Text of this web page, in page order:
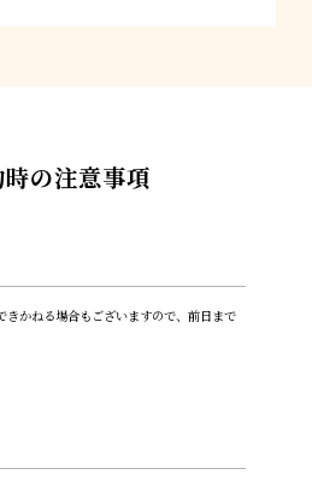
時の注意事項
きかねる場合もございますので、前日まで